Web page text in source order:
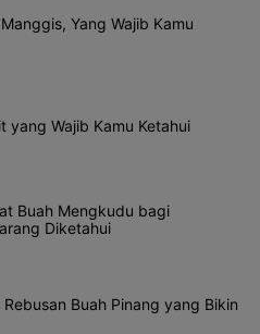
Yang Wajib Kamu
yang Wajib Kamu Ketahui
Buah Mengkudu bagi
Diketahui
Buah Pinang yang Bikin